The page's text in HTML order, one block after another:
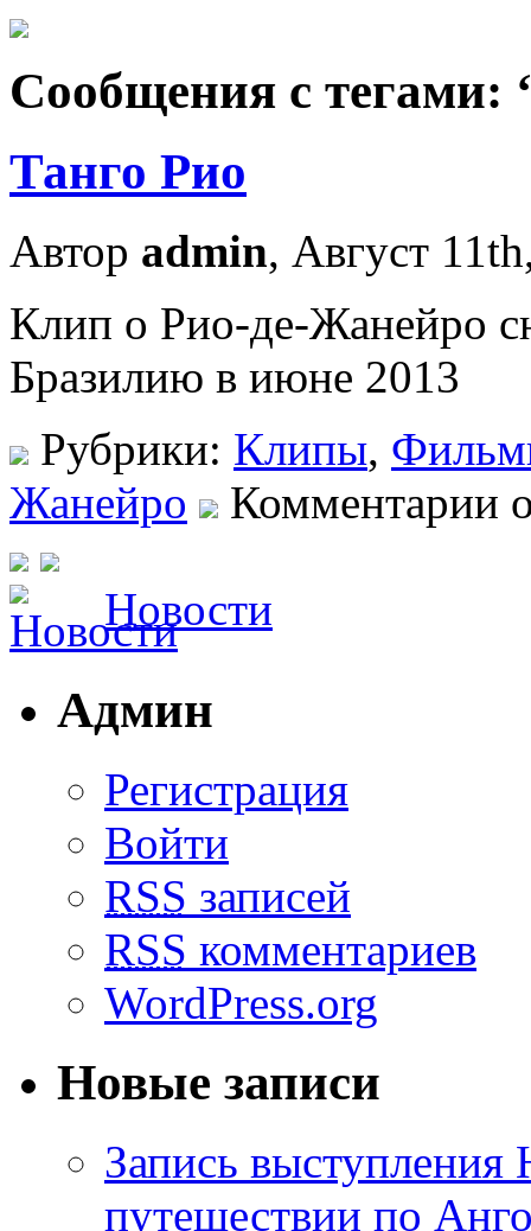
Сообщения с тегами:
Танго Рио
Автор admin, Август
Клип о Рио-де-Жанейро
Бразилию в июне 2013
Рубрики: Клипы,
Жанейро
Комментарии
Новости
Админ
Регистрация
Войти
RSS записей
RSS комментариев
WordPress.org
Новые записи
Запись
путешествии по